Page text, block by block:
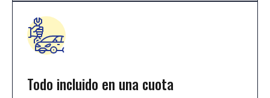
Todo incluido en una cuota